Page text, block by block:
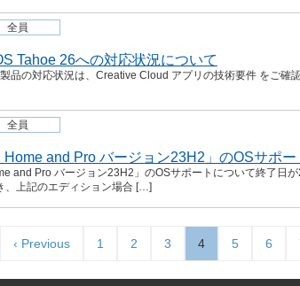
全員
Tahoe 26への対応状況について
品の対応状況は、Creative Cloud アプリの技術要件 をご
全員
Home and Pro バージョン23H2」のOSサポー
and Pro バージョン23H2」のOSサポートについて終了
、上記のエディション場合 […]
‹ Previous 1 2 3 4 5 6